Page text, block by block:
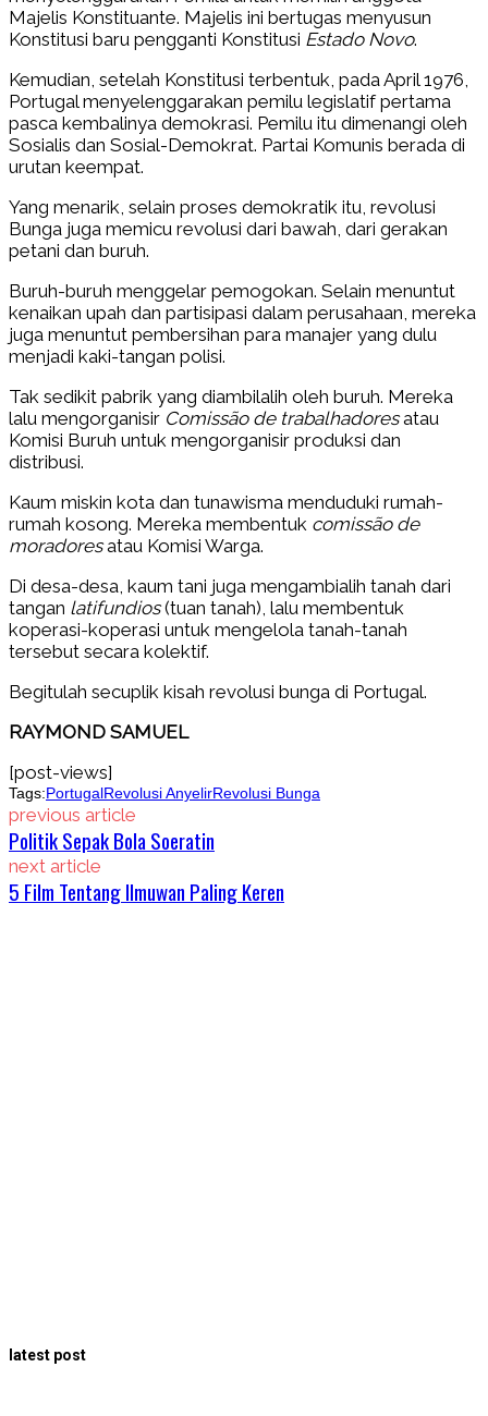
Majelis Konstituante. Majelis ini bertugas menyusun
Konstitusi baru pengganti Konstitusi Estado Novo.
Kemudian, setelah Konstitusi terbentuk, pada April 1976,
Portugal menyelenggarakan pemilu legislatif pertama
pasca kembalinya demokrasi. Pemilu itu dimenangi oleh
Sosialis dan Sosial-Demokrat. Partai Komunis berada di
urutan keempat.
Yang menarik, selain proses demokratik itu, revolusi
Bunga juga memicu revolusi dari bawah, dari gerakan
petani dan buruh.
Buruh-buruh menggelar pemogokan. Selain menuntut
kenaikan upah dan partisipasi dalam perusahaan, mereka
juga menuntut pembersihan para manajer yang dulu
menjadi kaki-tangan polisi.
Tak sedikit pabrik yang diambilalih oleh buruh. Mereka
lalu mengorganisir Comissão de trabalhadoresatau
Komisi Buruh untuk mengorganisir produksi dan
distribusi.
Kaum miskin kota dan tunawisma menduduki rumah-
rumah kosong. Mereka membentuk comissão de
moradoresatau Komisi Warga.
Di desa-desa, kaum tani juga mengambialih tanah dari
tangan latifundios(tuan tanah), lalu membentuk
koperasi-koperasi untuk mengelola tanah-tanah
tersebut secara kolektif.
Begitulah secuplik kisah revolusi bunga di Portugal.
RAYMOND SAMUEL
[post-views]
Tags:PortugalRevolusi AnyelirRevolusi Bunga
previous article
Politik Sepak Bola Soeratin
next article
5 Film Tentang Ilmuwan Paling Keren
latest post